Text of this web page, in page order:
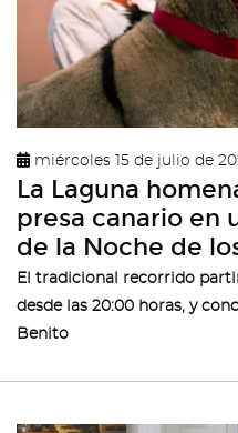
miércoles 15 de julio de
La Laguna
presa canario en
de la Noche de
El tradicional recorrido
desde las 20:00 horas, y
Benito